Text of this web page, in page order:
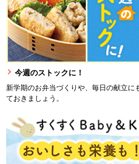
今週のストックに！
新学期のお弁当づくりや、毎日の献立に
ておきましょう。